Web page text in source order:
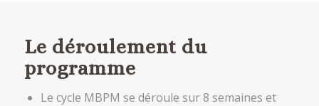
Le déroulement du
programme
Le cycle MBPM se déroule sur 8 semaines et